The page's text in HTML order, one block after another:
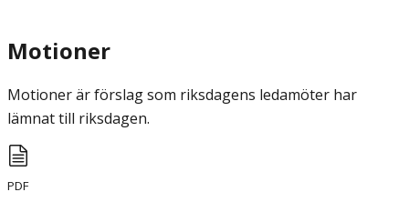
Motioner
Motioner är förslag som riksdagens ledamöter har
lämnat till riksdagen.
PDF